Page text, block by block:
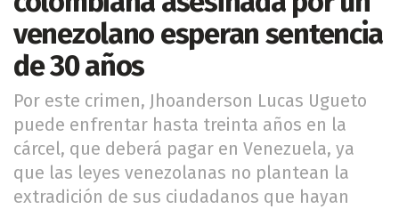
venezolano esperan sentencia
de 30 años
Por este crimen, Jhoanderson Lucas Ugueto
puede enfrentar hasta treinta años en la
cárcel, que deberá pagar en Venezuela, ya
que las leyes venezolanas no plantean la
extradición de sus ciudadanos que hayan